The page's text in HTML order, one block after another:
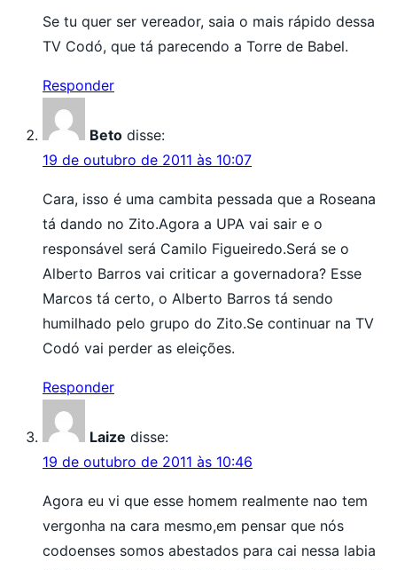
Se tu quer ser vereador, saia o mais rápido dessa
TV Codó, que tá parecendo a Torre de Babel.
Responder
Beto disse:
19 de outubro de 2011 às 10:07
Cara, isso é uma cambita pessada que a Roseana
tá dando no Zito.Agora a UPA vai sair e o
responsável será Camilo Figueiredo.Será se o
Alberto Barros vai criticar a governadora? Esse
Marcos tá certo, o Alberto Barros tá sendo
humilhado pelo grupo do Zito.Se continuar na TV
Codó vai perder as eleições.
Responder
Laize disse:
19 de outubro de 2011 às 10:46
Agora eu vi que esse homem realmente nao tem
vergonha na cara mesmo,em pensar que nós
codoenses somos abestados para cai nessa labia